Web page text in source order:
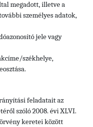
megadott, illetve a
személyes adatok,
jele vagy
székhelye,
feladatait az
szóló 2008. évi XLVI.
keretei között